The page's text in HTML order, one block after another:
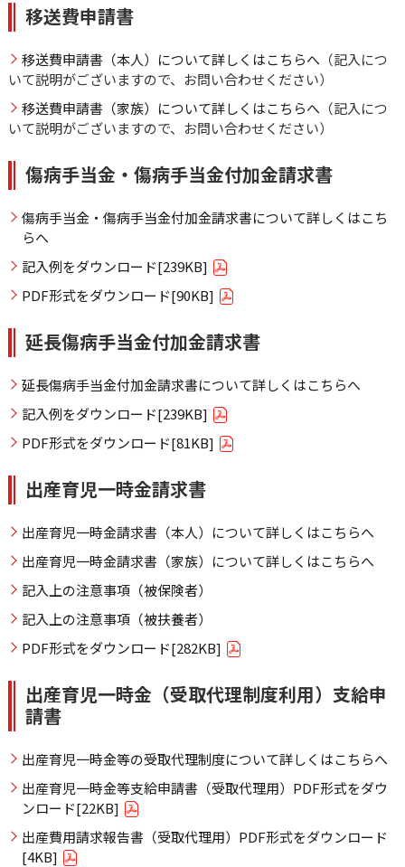
移送費申請書
移送費申請書（本人）について詳しくはこちらへ （記入につ
いて説明がございますので、お問い合わせください）
移送費申請書（家族）について詳しくはこちらへ （記入につ
いて説明がございますので、お問い合わせください）
傷病手当金・傷病手当金付加金請求書
傷病手当金・傷病手当金付加金請求書について詳しくはこち
らへ
記入例をダウンロード[239KB]
PDF形式をダウンロード[90KB]
延長傷病手当金付加金請求書
延長傷病手当金付加金請求書について詳しくはこちらへ
記入例をダウンロード[239KB]
PDF形式をダウンロード[81KB]
出産育児一時金請求書
出産育児一時金請求書（本人）について詳しくはこちらへ
出産育児一時金請求書（家族）について詳しくはこちらへ
記入上の注意事項（被保険者）
記入上の注意事項（被扶養者）
PDF形式をダウンロード[282KB]
出産育児一時金（受取代理制度利用）支給申
請書
出産育児一時金等の受取代理制度について詳しくはこちらへ
出産育児一時金等支給申請書（受取代理用）PDF形式をダウ
ンロード[22KB]
出産費用請求報告書（受取代理用）PDF形式をダウンロード
[4KB]